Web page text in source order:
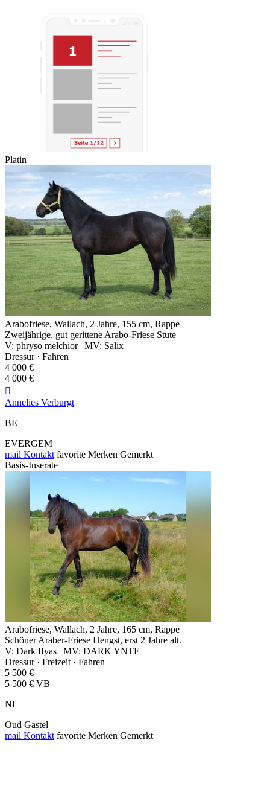
Platin
Arabofriese, Wallach, 2 Jahre, 155 cm, Rappe
Zweijährige, gut gerittene Arabo-Friese Stute
V: phryso melchior | MV: Salix
Dressur · Fahren
4 000 €
4 000 €

Annelies Verburgt
BE
EVERGEM
mail Kontakt favorite Merken Gemerkt
Basis-Inserate
Arabofriese, Wallach, 2 Jahre, 165 cm, Rappe
Schöner Araber-Friese Hengst, erst 2 Jahre alt.
V: Dark IIyas | MV: DARK YNTE
Dressur · Freizeit · Fahren
5 500 €
5 500 € VB
NL
Oud Gastel
mail Kontakt favorite Merken Gemerkt